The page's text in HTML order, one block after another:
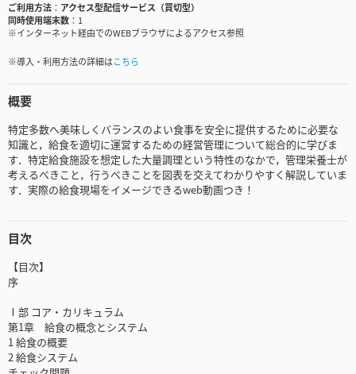
ご利用方法
アクセス型配信サービス（買切型）
同時使用端末数
1
※インターネット経由でのWEBブラウザによるアクセス参照
※導入・利用方法の詳細はこちら
概要
特定多数へ美味しくバランスのよい食事を安全に提供するために必要な
知識と，給食を適切に運営するための経営管理について総合的に学びま
す．特定給食施設を想定した大量調理という特性のなかで，管理栄養士が
考えるべきこと，行うべきことを図表を交えてわかりやすく解説していま
す．実際の給食現場をイメージできるweb動画つき！
目次
【目次】
序
Ⅰ部 コア・カリキュラム
第1章 給食の概念とシステム
1 給食の概要
2 給食システム